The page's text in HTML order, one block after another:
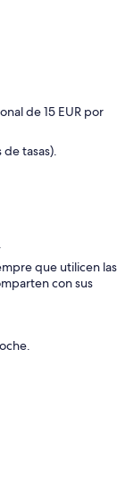
de 15 EUR por
tasas).
que utilicen las
con sus